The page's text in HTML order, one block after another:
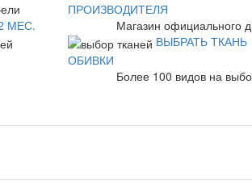
МЕС.
ПРОИЗВОДИТЕЛЯ
Магазин официального
ВЫБРАТЬ ТКАНЬ
ОБИВКИ
Более 100 видов на